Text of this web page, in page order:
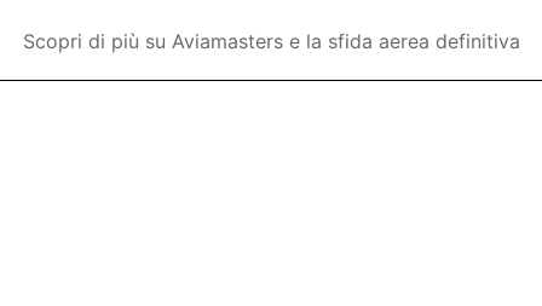
Scopri di più su Aviamasters e la sfida aerea definitiva